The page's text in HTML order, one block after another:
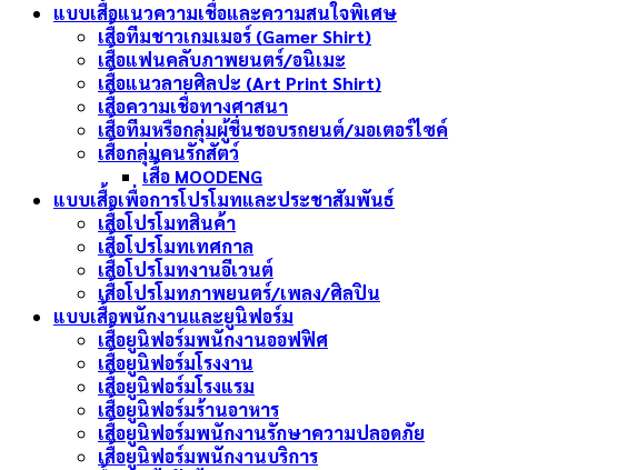
แบบเสื้อแนวความเชื่อและความสนใจพิเศษ
เสื้อทีมชาวเกมเมอร์ (Gamer Shirt)
เสื้อแฟนคลับภาพยนตร์/อนิเมะ
เสื้อแนวลายศิลปะ (Art Print Shirt)
เสื้อความเชื่อทางศาสนา
เสื้อทีมหรือกลุ่มผู้ชื่นชอบรถยนต์/มอเตอร์ไซค์
เสื้อกลุ่มคนรักสัตว์
เสื้อ MOODENG
แบบเสื้อเพื่อการโปรโมทและประชาสัมพันธ์
เสื้อโปรโมทสินค้า
เสื้อโปรโมทเทศกาล
เสื้อโปรโมทงานอีเวนต์
เสื้อโปรโมทภาพยนตร์/เพลง/ศิลปิน
แบบเสื้อพนักงานและยูนิฟอร์ม
เสื้อยูนิฟอร์มพนักงานออฟฟิศ
เสื้อยูนิฟอร์มโรงงาน
เสื้อยูนิฟอร์มโรงแรม
เสื้อยูนิฟอร์มร้านอาหาร
เสื้อยูนิฟอร์มพนักงานรักษาความปลอดภัย
เสื้อยูนิฟอร์มพนักงานบริการ